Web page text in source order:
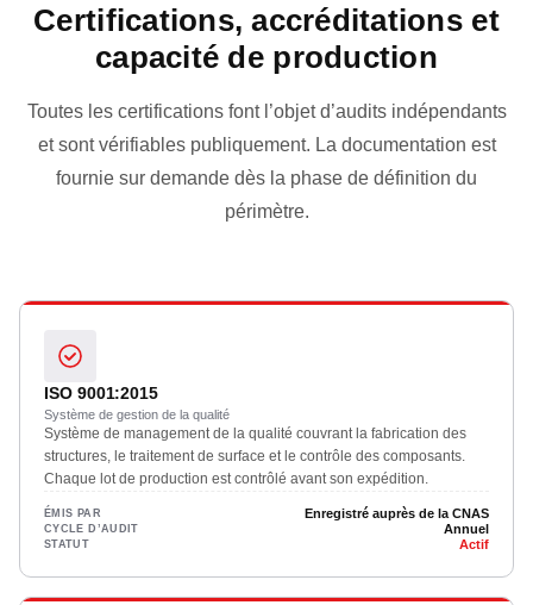
Certifications, accréditations et
capacité de production
Toutes les certifications font l’objet d’audits indépendants
et sont vérifiables publiquement. La documentation est
fournie sur demande dès la phase de définition du
périmètre.
ISO 9001:2015
Système de gestion de la qualité
Système de management de la qualité couvrant la fabrication des
structures, le traitement de surface et le contrôle des composants.
Chaque lot de production est contrôlé avant son expédition.
ÉMIS PAR Enregistré auprès de la CNAS
CYCLE D’AUDIT Annuel
STATUT Actif